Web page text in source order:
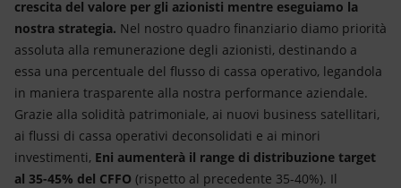
crescita del valore per gli azionisti mentre eseguiamo la
nostra strategia. Nel nostro quadro finanziario diamo priorità
assoluta alla remunerazione degli azionisti, destinando a
essa una percentuale del flusso di cassa operativo, legandola
in maniera trasparente alla nostra performance aziendale.
Grazie alla solidità patrimoniale, ai nuovi business satellitari,
ai flussi di cassa operativi deconsolidati e ai minori
investimenti, Eni aumenterà il range di distribuzione target
al 35-45% del CFFO (rispetto al precedente 35-40%). Il